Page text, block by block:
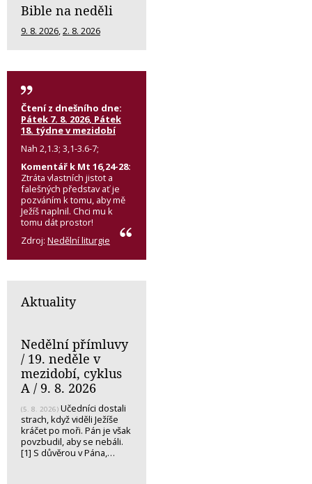
Bible na neděli
9. 8. 2026,2. 8. 2026
Čtení z dnešního dne:
Pátek 7. 8. 2026, Pátek
18. týdne v mezidobí
Nah 2,1.3; 3,1-3.6-7;
Komentář k Mt 16,24-28:
Ztráta vlastních jistot a
falešných představ ať je
pozváním k tomu, aby mě
Ježíš naplnil. Chci mu k
tomu dát prostor!
Zdroj: Nedělní liturgie
Aktuality
Nedělní přímluvy
/ 19. neděle v
mezidobí, cyklus
A / 9. 8. 2026
(5. 8. 2026) Učedníci dostali
strach, když viděli Ježíše
kráčet po moři. Pán je však
povzbudil, aby se nebáli.
[1] S důvěrou v Pána,…